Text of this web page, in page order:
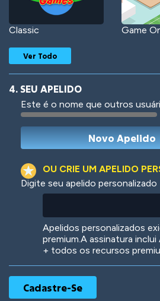
Classic Game
Woof Jungle
Ver Todo
4. SEU APELIDO
Este é o nome que outros
OU CRIE UM APELIDO
Digite seu apelido personalizado
Apelidos personalizados
premium.A assinatura
+ todos os recursos